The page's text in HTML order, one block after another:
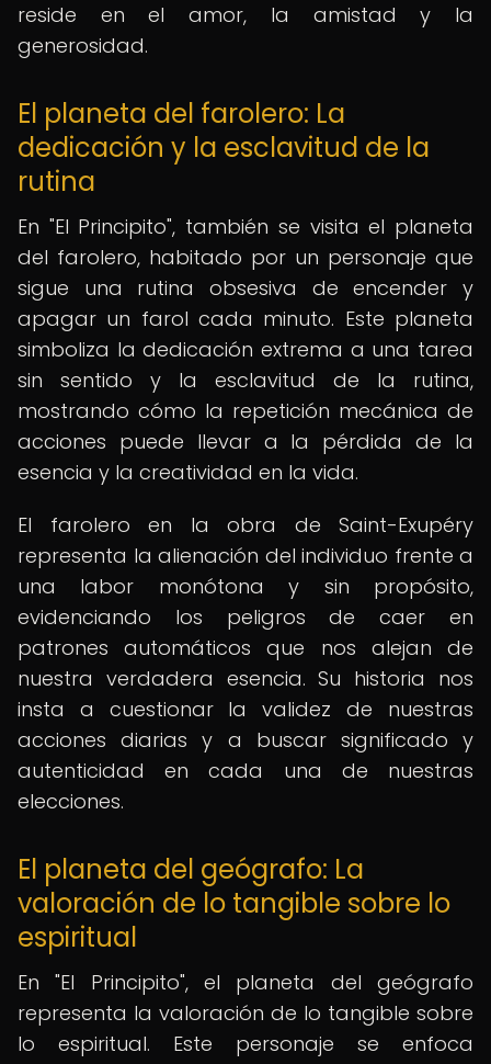
reside en el amor, la amistad y la
generosidad.
El planeta del farolero: La
dedicación y la esclavitud de la
rutina
En "El Principito", también se visita el planeta
del farolero, habitado por un personaje que
sigue una rutina obsesiva de encender y
apagar un farol cada minuto. Este planeta
simboliza la dedicación extrema a una tarea
sin sentido y la esclavitud de la rutina,
mostrando cómo la repetición mecánica de
acciones puede llevar a la pérdida de la
esencia y la creatividad en la vida.
El farolero en la obra de Saint-Exupéry
representa la alienación del individuo frente a
una labor monótona y sin propósito,
evidenciando los peligros de caer en
patrones automáticos que nos alejan de
nuestra verdadera esencia. Su historia nos
insta a cuestionar la validez de nuestras
acciones diarias y a buscar significado y
autenticidad en cada una de nuestras
elecciones.
El planeta del geógrafo: La
valoración de lo tangible sobre lo
espiritual
En "El Principito", el planeta del geógrafo
representa la valoración de lo tangible sobre
lo espiritual. Este personaje se enfoca